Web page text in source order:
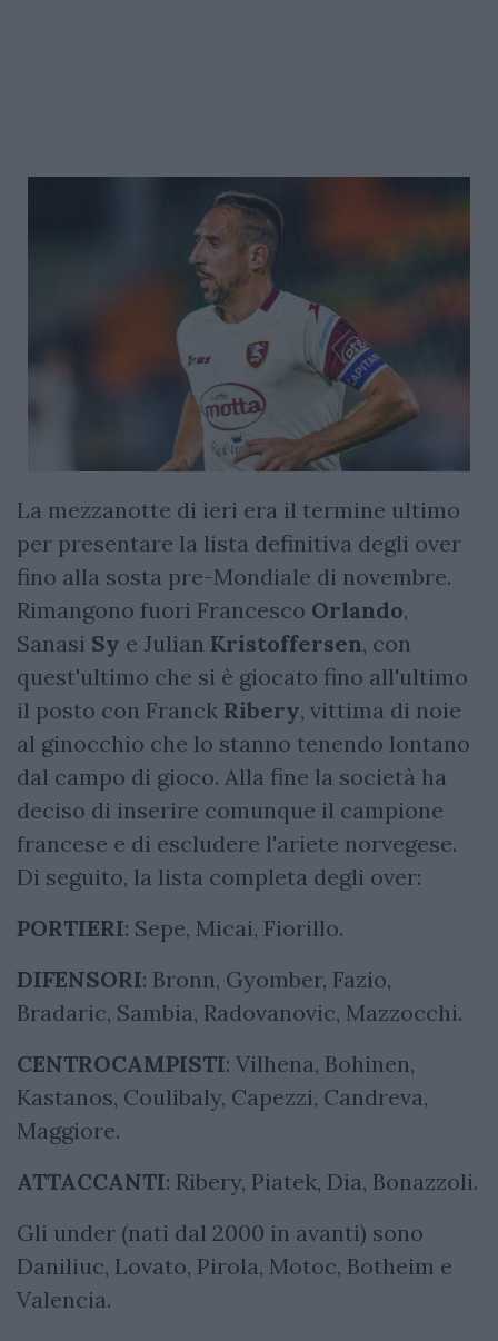
La mezzanotte di ieri era il termine ultimo
per presentare la lista definitiva degli over
fino alla sosta pre-Mondiale di novembre.
Rimangono fuori Francesco Orlando,
Sanasi Sy e Julian Kristoffersen, con
quest'ultimo che si è giocato fino all'ultimo
il posto con Franck Ribery, vittima di noie
al ginocchio che lo stanno tenendo lontano
dal campo di gioco. Alla fine la società ha
deciso di inserire comunque il campione
francese e di escludere l'ariete norvegese.
Di seguito, la lista completa degli over:
PORTIERI: Sepe, Micai, Fiorillo.
DIFENSORI: Bronn, Gyomber, Fazio,
Bradaric, Sambia, Radovanovic, Mazzocchi.
CENTROCAMPISTI: Vilhena, Bohinen,
Kastanos, Coulibaly, Capezzi, Candreva,
Maggiore.
ATTACCANTI: Ribery, Piatek, Dia, Bonazzoli.
Gli under (nati dal 2000 in avanti) sono
Daniliuc, Lovato, Pirola, Motoc, Botheim e
Valencia.